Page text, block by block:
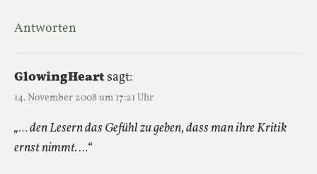
Antworten
GlowingHeartsagt:
14. November 2008 um 17:21 Uhr
„… den Lesern das Gefühl zu geben, dass man ihre Kritik
ernst nimmt. …“